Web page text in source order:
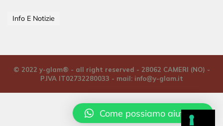
Info E Notizie
© 2022 y-glam® - all right reserved - 28062 CAMERI (NO) -
P.IVA IT02732280033 - mail: info@y-glam.it
Come possiamo aiutarti?
Italiano